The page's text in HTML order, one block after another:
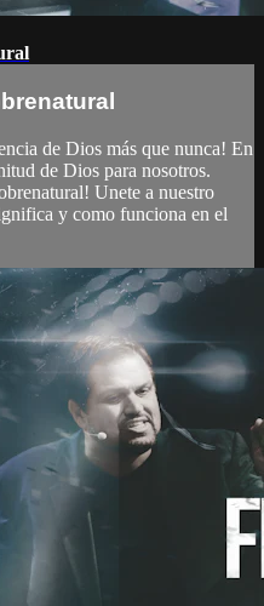
de Dios más que nunca! En
de Dios para nosotros.
Unete a nuestro
y como funciona en el